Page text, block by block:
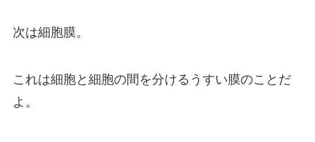
次は細胞膜。
これは細胞と細胞の間を分けるうすい膜のことだ
よ。